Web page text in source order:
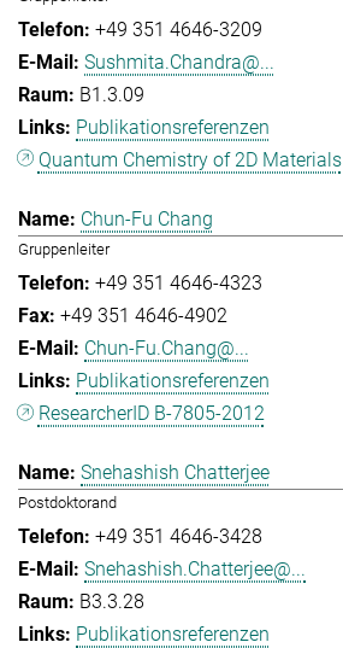
+49 351 4646-3209
Sushmita.Chandra@...
B1.3.09
Publikationsreferenzen
Quantum Chemistry of 2D Materials
Chun-Fu Chang
Gruppenleiter
+49 351 4646-4323
+49 351 4646-4902
Chun-Fu.Chang@...
Publikationsreferenzen
ResearcherID B-7805-2012
Snehashish Chatterjee
Postdoktorand
+49 351 4646-3428
Snehashish.Chatterjee@...
B3.3.28
Publikationsreferenzen